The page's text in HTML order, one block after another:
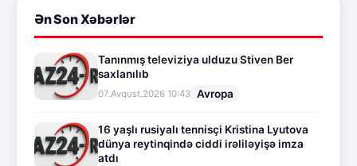
Ən Son Xəbərlər
Tanınmış televiziya ulduzu Stiven Ber
saxlanılıb
07.Avqust.2026 10:43 Avropa
16 yaşlı rusiyalı tennisçi Kristina Lyutova
dünya reytinqində ciddi irəliləyişə imza
atdı